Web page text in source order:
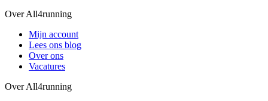
Over All4running
Mijn account
Lees ons blog
Over ons
Vacatures
Over All4running